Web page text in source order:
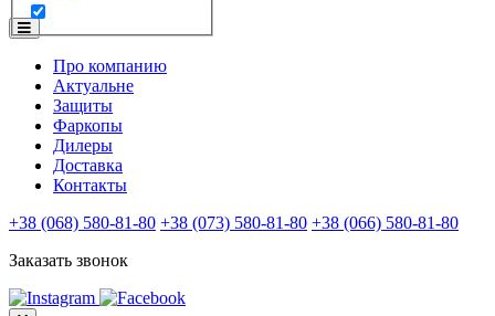
Про компанию
Актуальне
Защиты
Фаркопы
Дилеры
Доставка
Контакты
+38 (068) 580-81-80 +38 (073) 580-81-80 +38 (066) 580-81-80
Заказать звонок